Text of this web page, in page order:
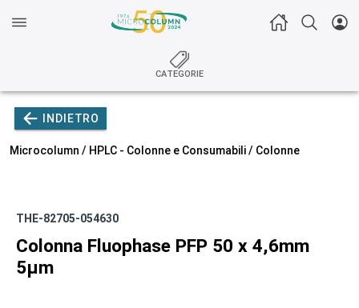
CATEGORIE
INDIETRO
Microcolumn / HPLC - Colonne e Consumabili/ Colonne
THE-82705-054630
Colonna Fluophase PFP 50 x 4,6mm
5µm